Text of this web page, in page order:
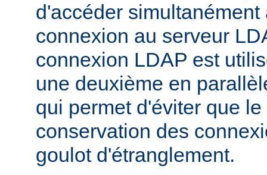
d'accéder simultanément
connexion au serveur
connexion LDAP est
une deuxième en
qui permet d'éviter que
conservation des
goulot d'étranglement.